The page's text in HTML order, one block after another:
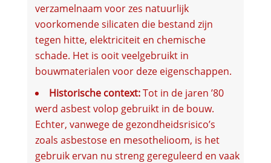
verzamelnaam voor zes natuurlijk
voorkomende silicaten die bestand zijn
tegen hitte, elektriciteit en chemische
schade. Het is ooit veelgebruikt in
bouwmaterialen voor deze eigenschappen.
Historische context:Tot in de jaren ’80
werd asbest volop gebruikt in de bouw.
Echter, vanwege de gezondheidsrisico’s
zoals asbestose en mesothelioom, is het
gebruik ervan nu streng gereguleerd en vaak